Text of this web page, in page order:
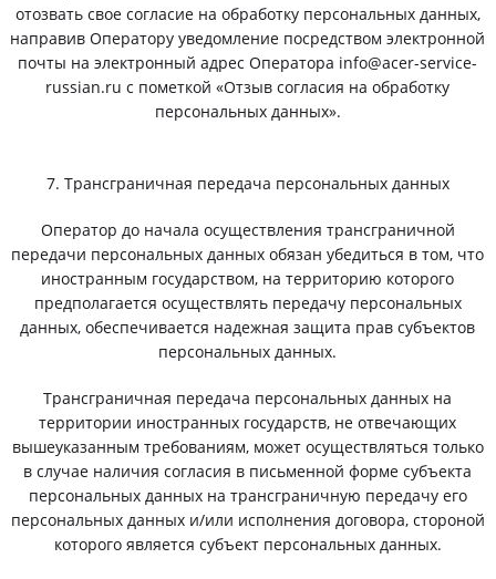
отозвать свое согласие на обработку персональных данных,
направив Оператору уведомление посредством электронной
почты на электронный адрес Оператора info@acer-service-
russian.ru с пометкой «Отзыв согласия на обработку
персональных данных».
7. Трансграничная передача персональных данных
Оператор до начала осуществления трансграничной
передачи персональных данных обязан убедиться в том, что
иностранным государством, на территорию которого
предполагается осуществлять передачу персональных
данных, обеспечивается надежная защита прав субъектов
персональных данных.
Трансграничная передача персональных данных на
территории иностранных государств, не отвечающих
вышеуказанным требованиям, может осуществляться только
в случае наличия согласия в письменной форме субъекта
персональных данных на трансграничную передачу его
персональных данных и/или исполнения договора, стороной
которого является субъект персональных данных.